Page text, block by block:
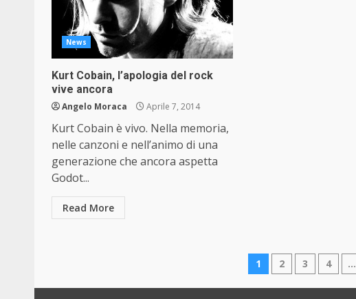
News
Kurt Cobain, l’apologia del rock
vive ancora
Angelo Moraca Aprile 7, 2014
Kurt Cobain è vivo. Nella memoria,
nelle canzoni e nell’animo di una
generazione che ancora aspetta
Godot...
Read More
Paginazione
degli
1 2 3 4 …